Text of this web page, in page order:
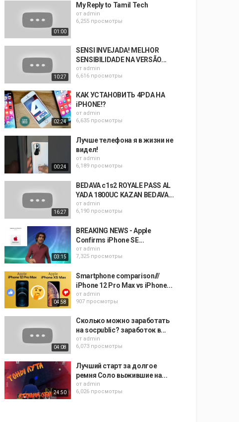
01:00
My Reply to Tamil Tech
от admin
6,255 просмотры
10:27
SENSI INVEJADA! MELHOR
SENSIBILIDADE NA VERSÃO...
от admin
6,616 просмотры
02:24
КАК УСТАНОВИТЬ 4PDA НА
iPHONE!?
от admin
6,635 просмотры
00:24
Лучше телефона я в жизни не
видел!
от admin
6,189 просмотры
16:27
BEDAVA c1s2 ROYALE PASS AL
YADA 1800UC KAZAN BEDAVA...
от admin
6,190 просмотры
03:15
BREAKING NEWS - Apple
Confirms iPhone SE...
от admin
7,325 просмотры
04:58
Smartphone comparison///
iPhone 12 Pro Max vs iPhone...
от admin
907 просмотры
04:08
Сколько можно заработать
на socpublic? заработок в...
от admin
6,073 просмотры
24:50
Лучший старт за долгое
ремня Соло выжившие на...
от admin
6,026 просмотры